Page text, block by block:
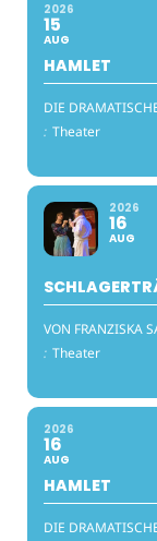
2026
15
AUG
HAMLET
DIE
: Theater
2026
16
AUG
VON FRANZISKA
: Theater
2026
16
AUG
HAMLET
DIE